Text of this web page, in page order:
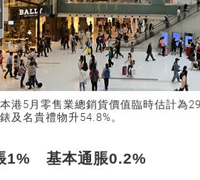
本港5月零售業總銷貨價值臨時估計為
錶及名貴禮物升54.8%。
1% 基本通脹0.2%